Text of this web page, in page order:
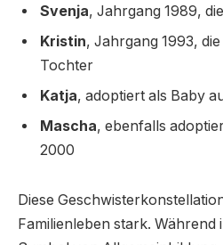
Svenja, Jahrgang 1989,
Kristin, Jahrgang 1993,
Tochter
Katja, adoptiert als Baby
Mascha, ebenfalls
2000
Diese
Familienleben stark. Während